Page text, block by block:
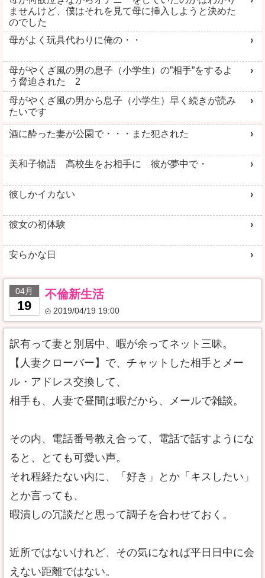
ませんけど、僕はそれを見て母に挿入しようと決めた
のでした
母がよく玩具代わりに俺の・・
母がやくざ風の男の息子（小学生）の”相手”をするよ
う脅迫された 2
母がやくざ風の男から息子（小学生）早く続きが読み
たいです
酒に酔った妻が公園で・・・また犯された
美和子物語 高校生をお相手に 彼が夢中で・
彼しかイカない
彼女の初体験
安らかな日
04月
19
不倫新生活
2019/04/19 19:00
訳有って妻と別居中、暇が余ってネット三昧。
【人妻クローバー】で、チャットした相手とメー
ル・アドレス交換して、
相手も、人妻で昼間は暇だから、メールで雑談。
その内、電話番号教え合って、電話で話すようにな
ると、とても可愛い声。
それ程経たない内に、「好き」とか「キスしたい」
とか言っても、
暇潰しの冗談だと思って調子を合わせておく。
近所ではないけれど、その気になれば平日日中に会
えない距離ではない。